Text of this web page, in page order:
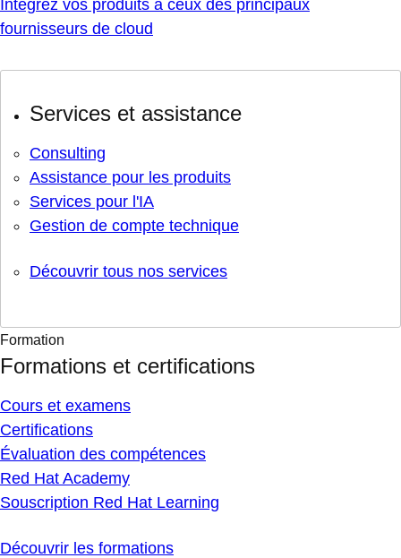
Intégrez vos produits à ceux des principaux
fournisseurs de cloud
Services et assistance
Consulting
Assistance pour les produits
Services pour l'IA
Gestion de compte technique
Découvrir tous nos services
Formation
Formations et certifications
Cours et examens
Certifications
Évaluation des compétences
Red Hat Academy
Souscription Red Hat Learning
Découvrir les formations